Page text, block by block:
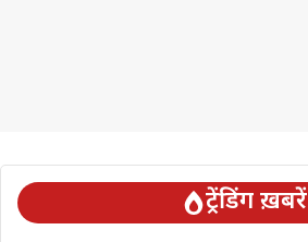
ट्रेंडिंग ख़बरें